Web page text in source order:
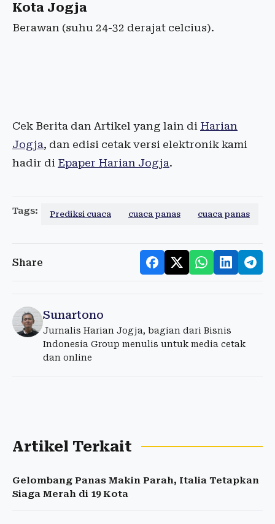
Kota Jogja
Berawan (suhu 24-32 derajat celcius).
Cek Berita dan Artikel yang lain di Harian
Jogja, dan edisi cetak versi elektronik kami
hadir di Epaper Harian Jogja.
Tags: Prediksi cuaca cuaca panas cuaca panas
Share
Sunartono
Jurnalis Harian Jogja, bagian dari Bisnis
Indonesia Group menulis untuk media cetak
dan online
Artikel Terkait
Gelombang Panas Makin Parah, Italia Tetapkan
Siaga Merah di 19 Kota